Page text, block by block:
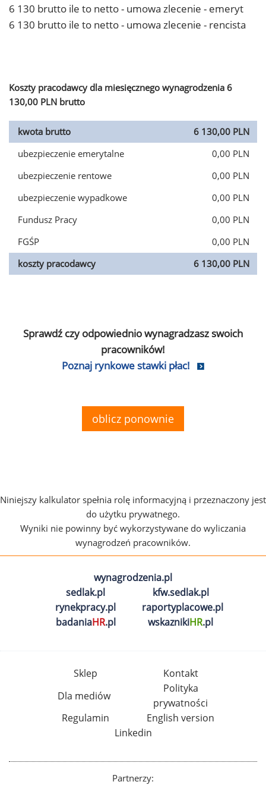
6 130 brutto ile to netto - umowa zlecenie - emeryt
6 130 brutto ile to netto - umowa zlecenie - rencista
Koszty pracodawcy dla miesięcznego wynagrodzenia 6
130,00 PLN brutto
kwota brutto
6 130,00 PLN
ubezpieczenie emerytalne
0,00 PLN
ubezpieczenie rentowe
0,00 PLN
ubezpieczenie wypadkowe
0,00 PLN
Fundusz Pracy
0,00 PLN
FGŚP
0,00 PLN
koszty pracodawcy
6 130,00 PLN
Sprawdź czy odpowiednio wynagradzasz swoich
pracowników!
Poznaj rynkowe stawki płac!
oblicz ponownie
Niniejszy kalkulator spełnia rolę informacyjną i przeznaczony jest
do użytku prywatnego.
Wyniki nie powinny być wykorzystywane do wyliczania
wynagrodzeń pracowników.
wynagrodzenia.pl
sedlak.pl
kfw.sedlak.pl
rynekpracy.pl
raportyplacowe.pl
badaniaHR.pl wskaznikiHR.pl
Sklep
Kontakt
Dla mediów
Polityka
prywatności
Regulamin
English version
Linkedin
Partnerzy: